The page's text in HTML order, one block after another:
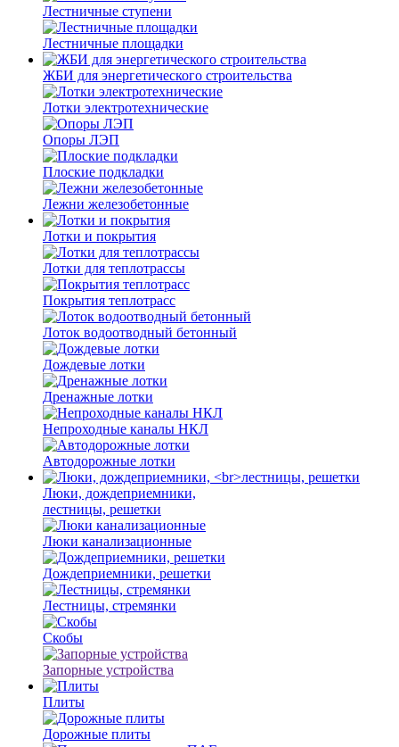
Лестничные ступени
Лестничные площадки
ЖБИ для энергетического строительства
Лотки электротехнические
Опоры ЛЭП
Плоские подкладки
Лежни железобетонные
Лотки и покрытия
Лотки для теплотрассы
Покрытия теплотрасс
Лоток водоотводный бетонный
Дождевые лотки
Дренажные лотки
Непроходные каналы НКЛ
Автодорожные лотки
Люки, дождеприемники,
лестницы, решетки
Люки канализационные
Дождеприемники, решетки
Лестницы, стремянки
Скобы
Запорные устройства
Плиты
Дорожные плиты